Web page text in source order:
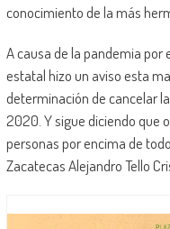
conocimiento de la más
A causa de la pandemia por
estatal hizo un aviso esta
determinación de cancelar
2020. Y sigue diciendo que
personas por encima de
Zacatecas Alejandro Tello